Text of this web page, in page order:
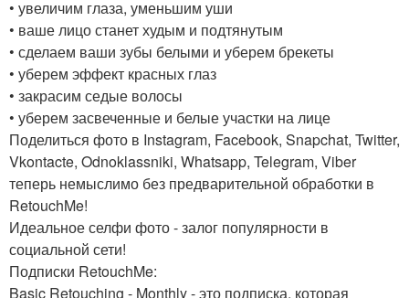
• увеличим глаза, уменьшим уши
• ваше лицо станет худым и подтянутым
• сделаем ваши зубы белыми и уберем брекеты
• уберем эффект красных глаз
• закрасим седые волосы
• уберем засвеченные и белые участки на лице
Поделиться фото в Instagram, Facebook, Snapchat, Twitter,
Vkontacte, Odnoklassniki, Whatsapp, Telegram, Viber
теперь немыслимо без предварительной обработки в
RetouchMe!
Идеальное селфи фото - залог популярности в
социальной сети!
Подписки RetouchMe:
Basic Retouching - Monthly - это подписка, которая